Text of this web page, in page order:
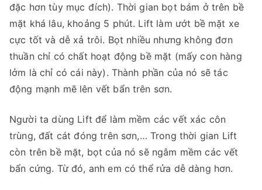
đặc hơn tùy mục đích). Thời gian bọt bám ở trên bề
mặt khá lâu, khoảng 5 phút. Lift làm ướt bề mặt xe
cực tốt và dễ xả trôi. Bọt nhiều nhưng không đơn
thuần chỉ có chất hoạt động bề mặt (mấy con hàng
lởm là chỉ có cái này). Thành phần của nó sẽ tác
động mạnh mẽ lên vết bẩn trên sơn.
Người ta dùng Lift để làm mềm các vết xác côn
trùng, đất cát đóng trên sơn,… Trong thời gian Lift
còn trên bề mặt, bọt của nó sẽ ngâm mềm các vết
bẩn cứng. Từ đó, anh em có thể rửa dễ dàng hơn.